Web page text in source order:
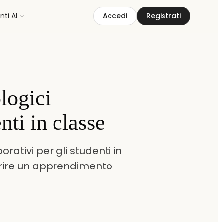
AI Accedi Registrati
in classe
per gli studenti in
un apprendimento